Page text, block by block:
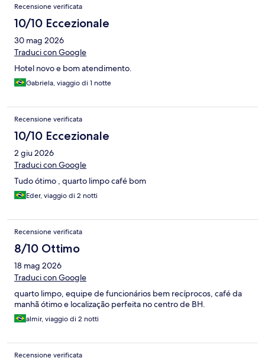
Recensione verificata
10/10 Eccezionale
30 mag 2026
Traduci con Google
Hotel novo e bom atendimento.
Gabriela, viaggio di 1 notte
Recensione verificata
10/10 Eccezionale
2 giu 2026
Traduci con Google
Tudo ótimo , quarto limpo café bom
Eder, viaggio di 2 notti
Recensione verificata
8/10 Ottimo
18 mag 2026
Traduci con Google
quarto limpo, equipe de funcionários bem recíprocos, café da
manhã ótimo e localização perfeita no centro de BH.
almir, viaggio di 2 notti
Recensione verificata